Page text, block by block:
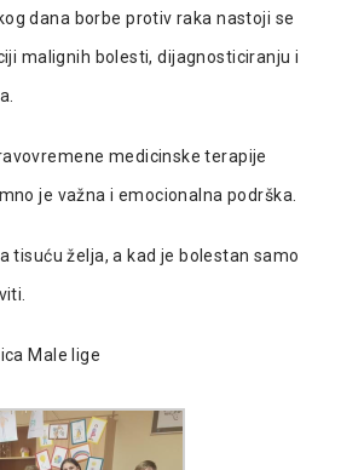
dana borbe protiv raka nastoji se
malignih bolesti, dijagnosticiranju i
medicinske terapije
je važna i emocionalna podrška.
tisuću želja, a kad je bolestan samo
Male lige